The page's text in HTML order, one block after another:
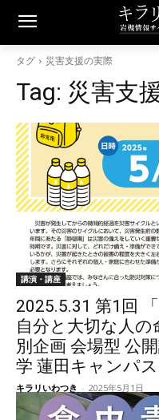
タグ 災害支援の実際
Tag: 災害支
講演・講座
2025.5.31 第1回
自分と大切な人
別企画 会場型 公
学 蓮田キャンパス
キラリいわつき - 2025年5月1日